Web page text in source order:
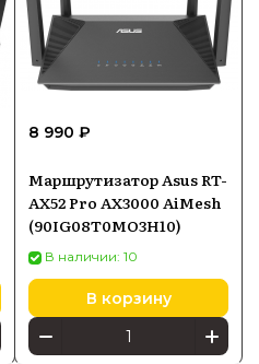
8 990 ₽
Маршрутизатор Asus RT-
AX52 Pro AX3000 AiMesh
(90IG08T0MO3H10)
В наличии: 10
В корзину